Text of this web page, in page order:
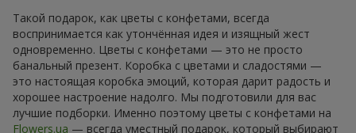
Такой подарок, как цветы с конфетами, всегда
воспринимается как утончённая идея и изящный жест
одновременно. Цветы с конфетами — это не просто
банальный презент. Коробка с цветами и сладостями —
это настоящая коробка эмоций, которая дарит радость и
хорошее настроение надолго. Мы подготовили для вас
лучшие подборки. Именно поэтому цветы с конфетами на
Flowers.ua — всегда уместный подарок, который выбирают